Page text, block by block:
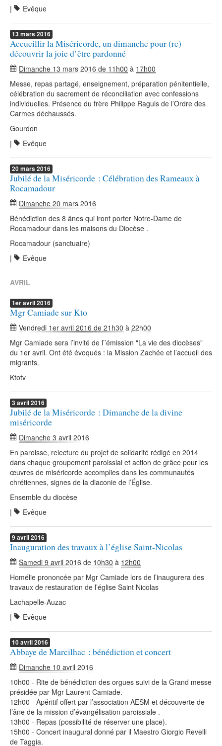
|
Evêque
13 mars 2016
Accueillir la Miséricorde, un dimanche pour (re)
découvrir la joie d’être pardonné
Dimanche 13 mars 2016 de 11h00 à 17h00
Messe, repas partagé, enseignement, préparation pénitentielle,
célébration du sacrement de réconciliation avec confessions
individuelles. Présence du frère Philippe Raguis de l’Ordre des
Carmes déchaussés.
Gourdon
|
Evêque
20 mars 2016
Jubilé de la Miséricorde : Célébration des Rameaux à
Rocamadour
Dimanche 20 mars 2016
Bénédiction des 8 ânes qui iront porter Notre-Dame de
Rocamadour dans les maisons du Diocèse .
Rocamadour (sanctuaire)
|
Evêque
AVRIL
1eravril2016
Mgr Camiade sur Kto
Vendredi 1er avril 2016 de 21h30 à 22h00
Mgr Camiade sera l’invité de l’’émission "La vie des diocèses"
du 1er avril. Ont été évoqués : la Mission Zachée et l’accueil des
migrants.
Ktotv
3 avril2016
Jubilé de la Miséricorde : Dimanche de la divine
miséricorde
Dimanche 3 avril 2016
En paroisse, relecture du projet de solidarité rédigé en 2014
dans chaque groupement paroissial et action de grâce pour les
œuvres de miséricorde accomplies dans les communautés
chrétiennes, signes de la diaconie de l’Église.
Ensemble du diocèse
|
Evêque
9 avril2016
Inauguration des travaux à l’église Saint-Nicolas
Samedi 9 avril 2016 de 10h30 à 12h00
Homélie prononcée par Mgr Camiade lors de l’inaugurera des
travaux de restauration de l’église Saint Nicolas
Lachapelle-Auzac
|
Evêque
10 avril2016
Abbaye de Marcilhac : bénédiction et concert
Dimanche 10 avril 2016
10h00 - Rite de bénédiction des orgues suivi de la Grand messe
présidée par Mgr Laurent Camiade.
12h00 - Apéritif offert par l’association AESM et découverte de
l’âne de la mission d’évangélisation paroissiale .
13h00 - Repas (possibilité de réserver une place).
15h00 - Concert inaugural donné par il Maestro Giorgio Revelli
de Taggia.